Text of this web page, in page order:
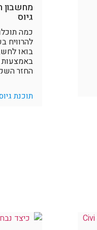
מחשבון
גיוס
כמה
להרוויח
בואו
החזר
תוכנת